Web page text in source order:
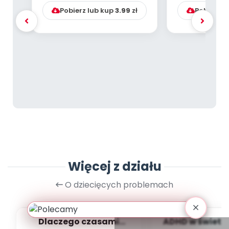
Pobierz lub kup3.99 zł Pobierz
Więcej z działu
O dziecięcych problemach
Dlaczego czasami
ADHD w